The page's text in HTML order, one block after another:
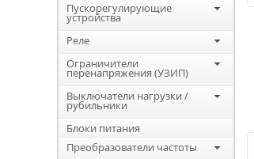
Пускорегулирующие
устройства
Реле
Ограничители
перенапряжения (УЗИП)
Выключатели нагрузки /
рубильники
Блоки питания
Преобразователи частоты